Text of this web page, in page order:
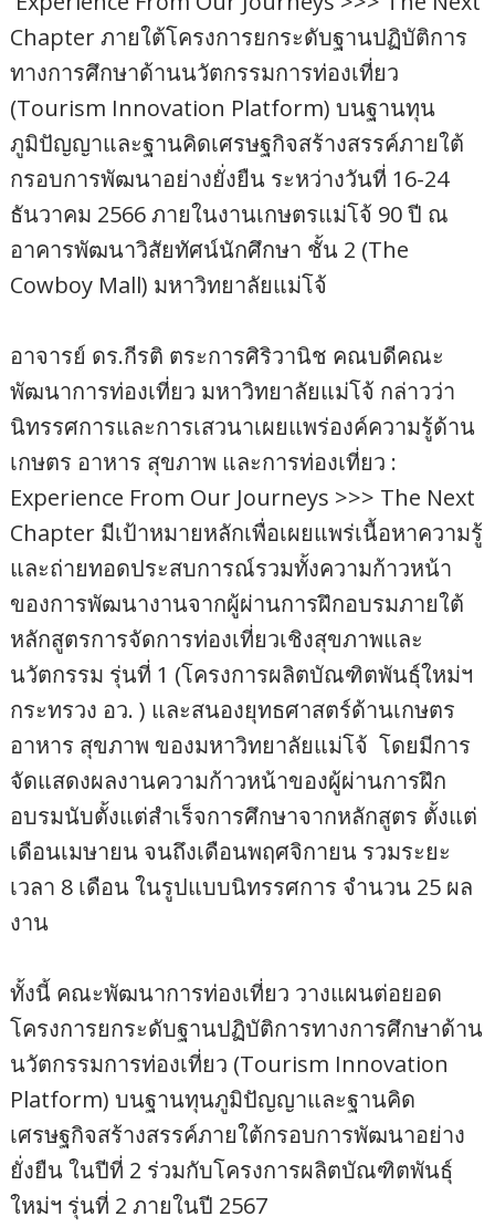
Chapter ภายใต้โครงการยกระดับฐานปฏิบัติการ
ทางการศึกษาด้านนวัตกรรมการท่องเที่ยว
(Tourism Innovation Platform) บนฐานทุน
ภูมิปัญญาและฐานคิดเศรษฐกิจสร้างสรรค์ภายใต้
กรอบการพัฒนาอย่างยั่งยืน ระหว่างวันที่ 16-24
ธันวาคม 2566 ภายในงานเกษตรแม่โจ้ 90 ปี ณ
อาคารพัฒนาวิสัยทัศน์นักศึกษา ชั้น 2 (The
Cowboy Mall) มหาวิทยาลัยแม่โจ้
อาจารย์ ดร.กีรติ ตระการศิริวานิช คณบดีคณะ
พัฒนาการท่องเที่ยว มหาวิทยาลัยแม่โจ้ กล่าวว่า
นิทรรศการและการเสวนาเผยแพร่องค์ความรู้ด้าน
เกษตร อาหาร สุขภาพ และการท่องเที่ยว :
Experience From Our Journeys >>> The Next
Chapter มีเป้าหมายหลักเพื่อเผยแพร่เนื้อหาความรู้
และถ่ายทอดประสบการณ์รวมทั้งความก้าวหน้า
ของการพัฒนางานจากผู้ผ่านการฝึกอบรมภายใต้
หลักสูตรการจัดการท่องเที่ยวเชิงสุขภาพและ
นวัตกรรม รุ่นที่ 1 (โครงการผลิตบัณฑิตพันธุ์ใหม่ฯ
กระทรวง อว. ) และสนองยุทธศาสตร์ด้านเกษตร
อาหาร สุขภาพ ของมหาวิทยาลัยแม่โจ้ โดยมีการ
จัดแสดงผลงานความก้าวหน้าของผู้ผ่านการฝึก
อบรมนับตั้งแต่สำเร็จการศึกษาจากหลักสูตร ตั้งแต่
เดือนเมษายน จนถึงเดือนพฤศจิกายน รวมระยะ
เวลา 8 เดือน ในรูปแบบนิทรรศการ จำนวน 25 ผล
งาน
ทั้งนี้ คณะพัฒนาการท่องเที่ยว วางแผนต่อยอด
โครงการยกระดับฐานปฏิบัติการทางการศึกษาด้าน
นวัตกรรมการท่องเที่ยว (Tourism Innovation
Platform) บนฐานทุนภูมิปัญญาและฐานคิด
เศรษฐกิจสร้างสรรค์ภายใต้กรอบการพัฒนาอย่าง
ยั่งยืน ในปีที่ 2 ร่วมกับโครงการผลิตบัณฑิตพันธุ์
ใหม่ฯ รุ่นที่ 2 ภายในปี 2567